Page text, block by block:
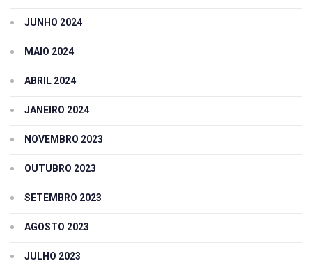
JUNHO 2024
MAIO 2024
ABRIL 2024
JANEIRO 2024
NOVEMBRO 2023
OUTUBRO 2023
SETEMBRO 2023
AGOSTO 2023
JULHO 2023